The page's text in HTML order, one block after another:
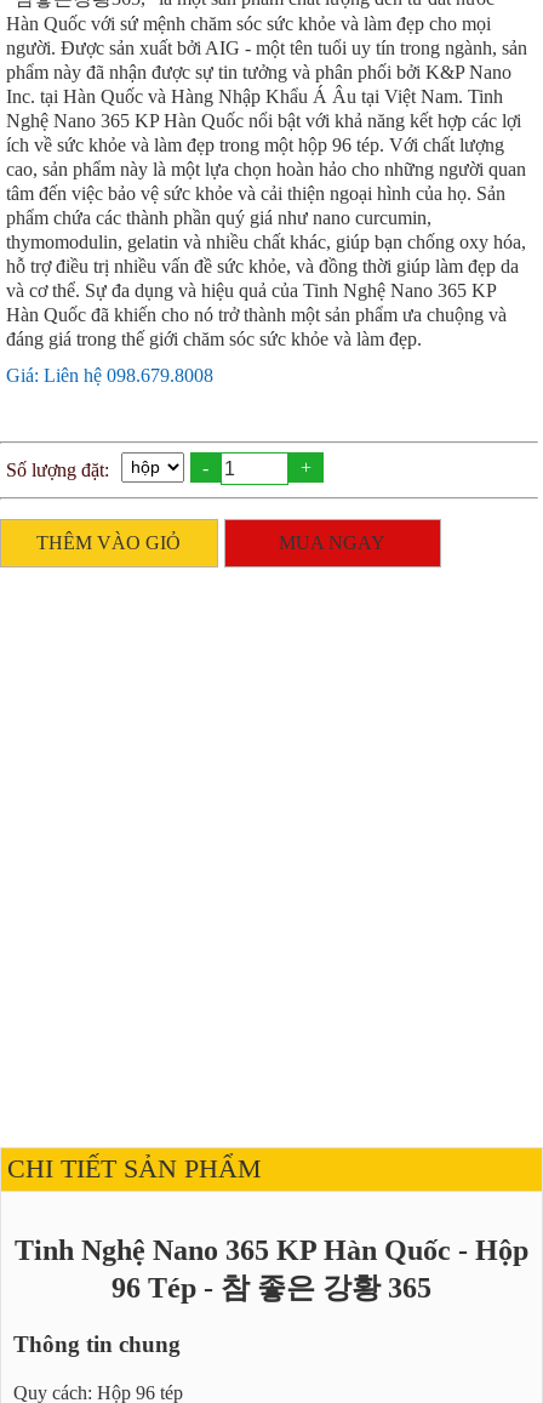
Hàn Quốc với sứ mệnh chăm sóc sức khỏe và làm đẹp cho mọi
người. Được sản xuất bởi AIG - một tên tuổi uy tín trong ngành, sản
phẩm này đã nhận được sự tin tưởng và phân phối bởi K&P Nano
Inc. tại Hàn Quốc và Hàng Nhập Khẩu Á Âu tại Việt Nam. Tinh
Nghệ Nano 365 KP Hàn Quốc nổi bật với khả năng kết hợp các lợi
ích về sức khỏe và làm đẹp trong một hộp 96 tép. Với chất lượng
cao, sản phẩm này là một lựa chọn hoàn hảo cho những người quan
tâm đến việc bảo vệ sức khỏe và cải thiện ngoại hình của họ. Sản
phẩm chứa các thành phần quý giá như nano curcumin,
thymomodulin, gelatin và nhiều chất khác, giúp bạn chống oxy hóa,
hỗ trợ điều trị nhiều vấn đề sức khỏe, và đồng thời giúp làm đẹp da
và cơ thể. Sự đa dụng và hiệu quả của Tinh Nghệ Nano 365 KP
Hàn Quốc đã khiến cho nó trở thành một sản phẩm ưa chuộng và
đáng giá trong thế giới chăm sóc sức khỏe và làm đẹp.
Giá: Liên hệ 098.679.8008
Số lượng đặt: - +
THÊM VÀO GIỎ MUA NGAY
CHI TIẾT SẢN PHẨM
Tinh Nghệ Nano 365 KP Hàn Quốc - Hộp
96 Tép - 참 좋은 강황 365
Thông tin chung
Quy cách: Hộp 96 tép